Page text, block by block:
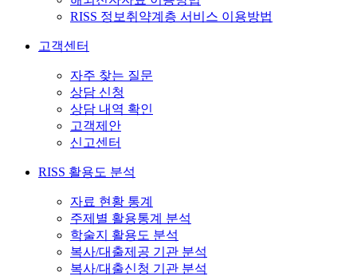
RISS 정보취약계층 서비스 이용방법
고객센터
자주 찾는 질문
상담 신청
상담 내역 확인
고객제안
신고센터
RISS 활용도 분석
자료 현황 통계
주제별 활용통계 분석
학술지 활용도 분석
복사/대출제공 기관 분석
복사/대출신청 기관 분석